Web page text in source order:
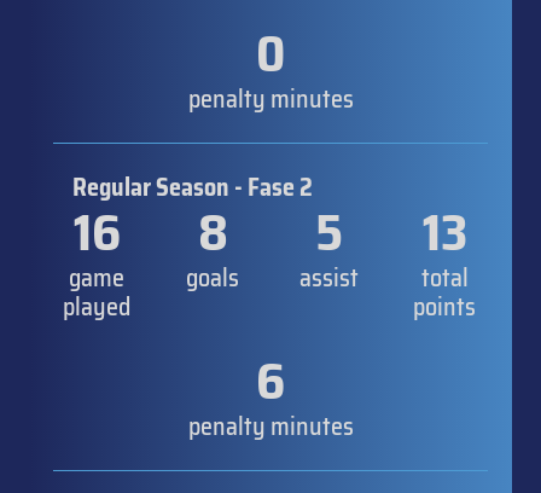
0
penalty minutes
Regular Season - Fase 2
16
game
played
8
goals
5
assist
13
total
points
6
penalty minutes